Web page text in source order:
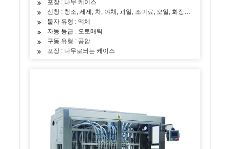
포장 : 나무 케이스
신청 : 청소, 세제, 차, 야채, 과일, 조미료, 오일, 화장품, 스킨 케어
물자 유형 : 액체
자동 등급 : 오토매틱
구동 유형 : 공압
포장 : 나무로되는 케이스